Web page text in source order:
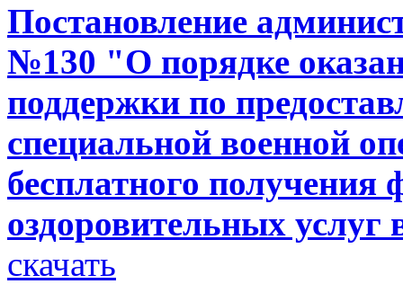
Постановление
№130 "О порядке
поддержки по
специальной военной
бесплатного получения
оздоровительных
скачать